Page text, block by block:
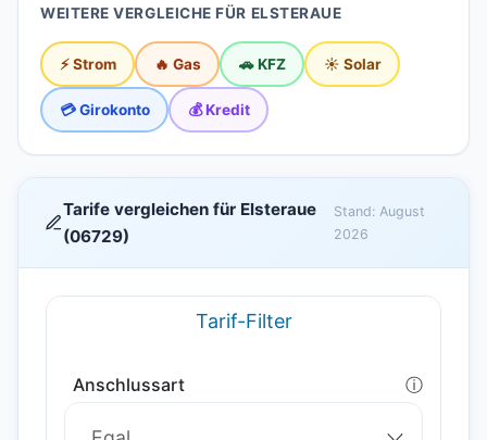
WEITERE VERGLEICHE FÜR ELSTERAUE
⚡ Strom 🔥 Gas 🚗 KFZ ☀️ Solar
💳 Girokonto 💰 Kredit
Tarife vergleichen für Elsteraue
(06729)
Stand: August
2026